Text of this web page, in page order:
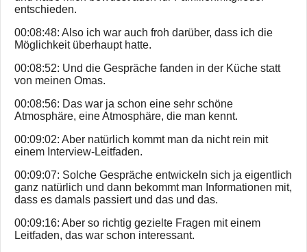
entschieden.
00:08:48: Also ich war auch froh darüber, dass ich die
Möglichkeit überhaupt hatte.
00:08:52: Und die Gespräche fanden in der Küche statt
von meinen Omas.
00:08:56: Das war ja schon eine sehr schöne
Atmosphäre, eine Atmosphäre, die man kennt.
00:09:02: Aber natürlich kommt man da nicht rein mit
einem Interview-Leitfaden.
00:09:07: Solche Gespräche entwickeln sich ja eigentlich
ganz natürlich und dann bekommt man Informationen mit,
dass es damals passiert und das und das.
00:09:16: Aber so richtig gezielte Fragen mit einem
Leitfaden, das war schon interessant.